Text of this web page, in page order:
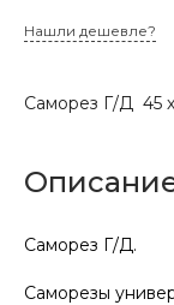
Нашли дешевле?
Саморез Г/Д 45
Саморез Г/Д.
Саморезы